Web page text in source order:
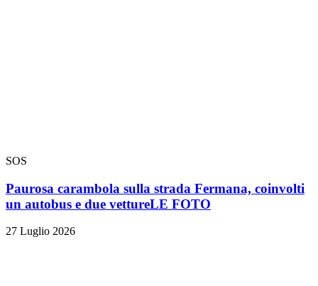
SOS
Paurosa carambola sulla strada Fermana, coinvolti
un autobus e due vettureLE FOTO
27 Luglio 2026